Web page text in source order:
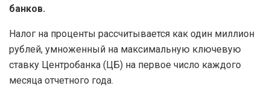
банков.
Налог на проценты рассчитывается как один миллион
рублей, умноженный на максимальную ключевую
ставку Центробанка (ЦБ) на первое число каждого
месяца отчетного года.